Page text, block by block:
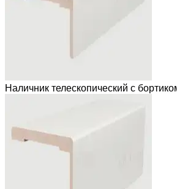
Наличник телескопический с